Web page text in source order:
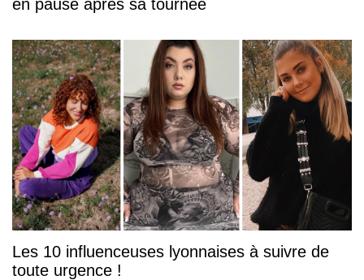
en pause après sa tournée
Les 10 influenceuses lyonnaises à suivre de
toute urgence !